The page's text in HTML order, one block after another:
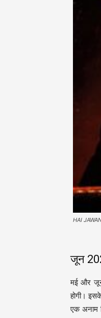
HAI
जून
मई और जून
होगी।
एक अनाम